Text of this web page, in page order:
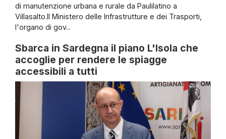
di manutenzione urbana e rurale da Paulilatino a
Villasalto.Il Ministero delle Infrastrutture e dei Trasporti,
l'organo di gov...
Sbarca in Sardegna il piano L'Isola che
accoglie per rendere le spiagge
accessibili a tutti